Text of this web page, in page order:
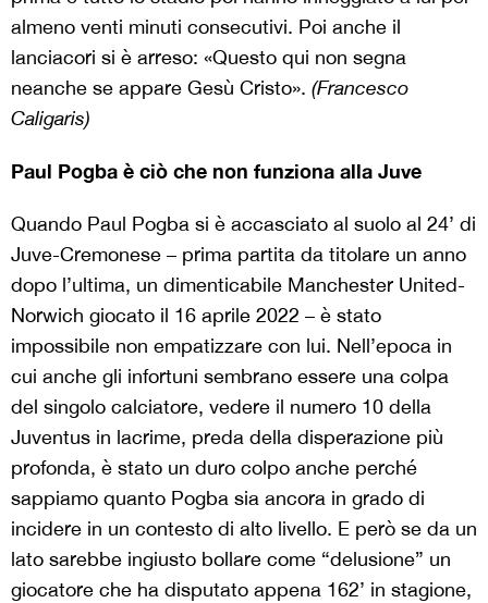
almeno venti minuti consecutivi. Poi anche il
lanciacori si è arreso: «Questo qui non segna
neanche se appare Gesù Cristo». (Francesco
Caligaris)
Paul Pogba è ciò che non funziona alla Juve
Quando Paul Pogba si è accasciato al suolo al 24’ di
Juve-Cremonese – prima partita da titolare un anno
dopo l’ultima, un dimenticabile Manchester United-
Norwich giocato il 16 aprile 2022 – è stato
impossibile non empatizzare con lui. Nell’epoca in
cui anche gli infortuni sembrano essere una colpa
del singolo calciatore, vedere il numero 10 della
Juventus in lacrime, preda della disperazione più
profonda, è stato un duro colpo anche perché
sappiamo quanto Pogba sia ancora in grado di
incidere in un contesto di alto livello. E però se da un
lato sarebbe ingiusto bollare come “delusione” un
giocatore che ha disputato appena 162’ in stagione,